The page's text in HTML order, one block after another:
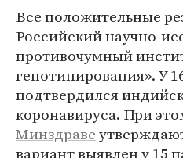
Все положительные
Российский научно-
противочумный
генотипирования». У
подтвердился
коронавируса. При
Минздраве
вариант выявлен у 15